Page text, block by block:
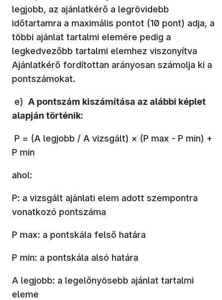
legjobb, az ajánlatkérő a legrövidebb
időtartamra a maximális pontot (10 pont) adja, a
többi ajánlat tartalmi elemére pedig a
legkedvezőbb tartalmi elemhez viszonyítva
Ajánlatkérő fordítottan arányosan számolja ki a
pontszámokat.
e) A pontszám kiszámítása az alábbi képlet
alapján történik:
P = (A legjobb / A vizsgált) × (P max - P min) +
P min
ahol:
P: a vizsgált ajánlati elem adott szempontra
vonatkozó pontszáma
P max: a pontskála felső határa
P min: a pontskála alsó határa
A legjobb: a legelőnyösebb ajánlat tartalmi
eleme